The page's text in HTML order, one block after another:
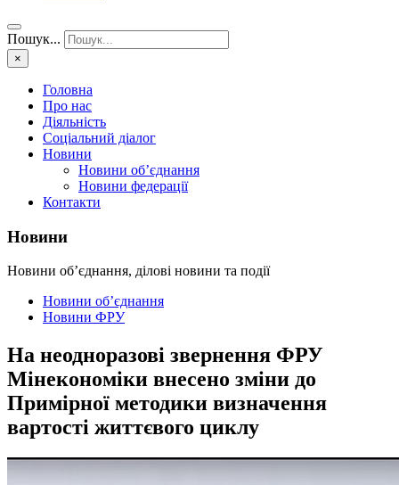
Пошук...
×
Головна
Про нас
Діяльність
Соціальний діалог
Новини
Новини об’єднання
Новини федерації
Контакти
Новини
Новини об’єднання, ділові новини та події
Новини об’єднання
Новини ФРУ
На неодноразові звернення ФРУ
Мінекономіки внесено зміни до
Примірної методики визначення
вартості життєвого циклу